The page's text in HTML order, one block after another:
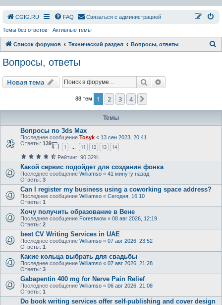
СGIG.RU FAQ Связаться с администрацией
Темы без ответов Активные темы
Список форумов Технический раздел Вопросы, ответы
Вопросы, ответы
Новая тема Поиск
88 тем 1 2 3 4
Темы
Вопросы по 3ds Max
Последнее сообщение Tosyk « 13 сен 2023, 20:41
Ответы: 139
1 … 11 12 13 14
Рейтинг: 90.32%
Какой сервис подойдет для создания фонка
Последнее сообщение Williamso « 41 минуту назад
Ответы: 3
Can I register my business using a coworking space address?
Последнее сообщение Williamso « Сегодня, 16:10
Ответы: 1
Хочу получить образование в Вене
Последнее сообщение Forestwow « 08 авг 2026, 12:19
Ответы: 2
best CV Writing Services in UAE
Последнее сообщение Williamso « 07 авг 2026, 23:52
Ответы: 1
Какие кольца выбрать для свадьбы
Последнее сообщение Williamso « 07 авг 2026, 21:28
Ответы: 3
Gabapentin 400 mg for Nerve Pain Relief
Последнее сообщение Williamso « 06 авг 2026, 21:08
Ответы: 1
Do book writing services offer self-publishing and cover design